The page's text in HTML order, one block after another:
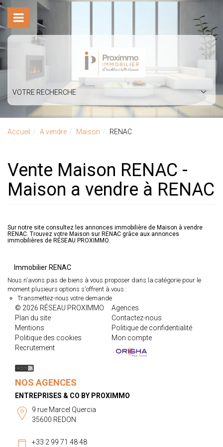
VOTRE RECHERCHE
Accueil A vendre Maison RENAC
Vente Maison RENAC -
Maison a vendre à RENAC
Sur notre site consultez les annonces immobilière de Maison à vendre
RENAC. Trouvez votre Maison sur RENAC grâce aux annonces
immobilières de RÉSEAU PROXIMMO.
Immobilier RENAC
Nous n'avons pas de biens à vous proposer dans la catégorie pour le
moment plusieurs options s'offrent à vous :
Transmettez-nous votre demande
© 2026 RÉSEAU PROXIMMO
Agences
Plan du site
Contactez-nous
Mentions
Politique de confidentialité
Politique des cookies
Mon compte
Recrutement
NOS AGENCES
ENTREPRISES & CO BY PROXIMMO
9 rue Marcel Quercia
35600 REDON
+33 2 99 71 48 48